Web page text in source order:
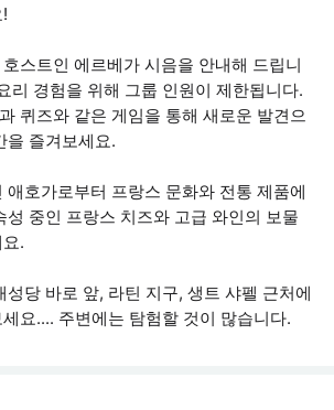
스트인 에르베가 시음을 안내해 드립니
리 경험을 위해 그룹 인원이 제한됩니다.
퀴즈와 같은 게임을 통해 새로운 발견으
을 즐겨보세요.
애호가로부터 프랑스 문화와 전통 제품에
성 중인 프랑스 치즈와 고급 와인의 보물
.
성당 바로 앞, 라틴 지구, 생트 샤펠 근처에
요.... 주변에는 탐험할 것이 많습니다.